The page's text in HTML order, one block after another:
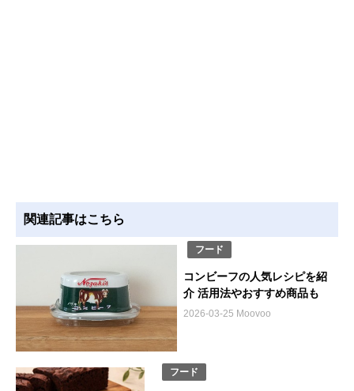
関連記事はこちら
フード
コンビーフの人気レシピを紹
介 活用法やおすすめ商品も
2026-03-25 Moovoo
フード